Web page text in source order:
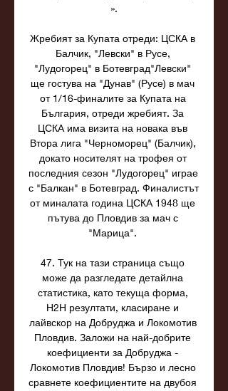
».
Жребият за Купата отреди: ЦСКА в
Балчик, "Левски" в Русе,
"Лудогорец" в Ботевград"Левски"
ще гостува на "Дунав" (Русе) в мач
от 1/16-финалите за Купата на
България, отреди жребият. За
ЦСКА има визита на новака във
Втора лига "Черноморец" (Балчик),
докато носителят на трофея от
последния сезон "Лудогорец" играе
с "Балкан" в Ботевград. Финалистът
от миналата година ЦСКА 1948 ще
пътува до Пловдив за мач с
"Марица".
47. Тук на тази страница също
може да разгледате детайлна
статистика, като текуща форма,
H2H резултати, класиране и
лайвскор на Добруджа и Локомотив
Пловдив. Заложи на най-добрите
коефициенти за Добруджа -
Локомотив Пловдив! Бързо и лесно
сравнете коефициентите на двубоя